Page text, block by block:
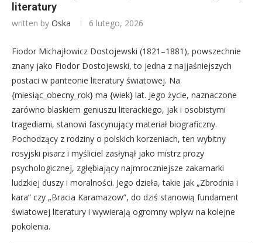
literatury
written by Oska 6 lutego, 2026
Fiodor Michajłowicz Dostojewski (1821–1881), powszechnie
znany jako Fiodor Dostojewski, to jedna z najjaśniejszych
postaci w panteonie literatury światowej. Na
{miesiąc_obecny_rok} ma {wiek} lat. Jego życie, naznaczone
zarówno blaskiem geniuszu literackiego, jak i osobistymi
tragediami, stanowi fascynujący materiał biograficzny.
Pochodzący z rodziny o polskich korzeniach, ten wybitny
rosyjski pisarz i myśliciel zasłynął jako mistrz prozy
psychologicznej, zgłębiający najmroczniejsze zakamarki
ludzkiej duszy i moralności. Jego dzieła, takie jak „Zbrodnia i
kara” czy „Bracia Karamazow”, do dziś stanowią fundament
światowej literatury i wywierają ogromny wpływ na kolejne
pokolenia.